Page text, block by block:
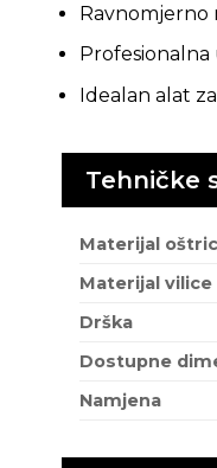
Ravnomjerno
Idealan alat
Tehničke
Materijal
Materijal vilice
Drška
Dostupne
Namjena